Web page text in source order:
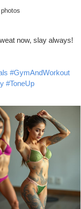
now, slay always!
#GymAndWorkout
#ToneUp